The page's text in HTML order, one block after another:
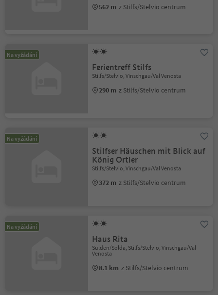
562 m z Stilfs/Stelvio centrum
Na vyžádání
Ferientreff Stilfs
Stilfs/Stelvio, Vinschgau/Val Venosta
290 m z Stilfs/Stelvio centrum
Na vyžádání
Stilfser Häuschen mit Blick auf
König Ortler
Stilfs/Stelvio, Vinschgau/Val Venosta
372 m z Stilfs/Stelvio centrum
Na vyžádání
Haus Rita
Sulden/Solda, Stilfs/Stelvio, Vinschgau/Val
Venosta
8.1 km z Stilfs/Stelvio centrum